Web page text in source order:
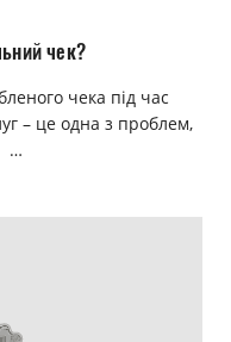
чек?
чека під час
– це одна з проблем,
…